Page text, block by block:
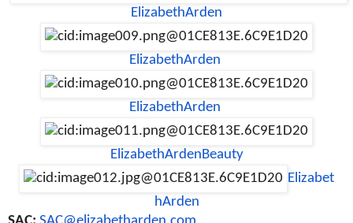
ElizabethArden
ElizabethArden
ElizabethArden
ElizabethArdenBeauty
Elizabet
hArden